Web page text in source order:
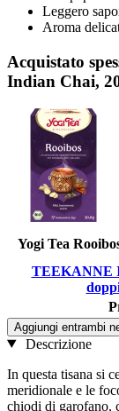
Leggero
Aroma
Acquistato
Indian Chai,
Yogi Tea
TEEKANNE
Aggiungi entrambi
Descrizione
In questa tisana si
meridionale e le
chiodi di garofano,